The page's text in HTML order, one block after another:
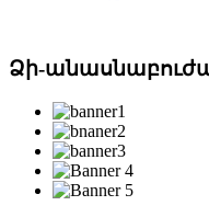
Ձի-